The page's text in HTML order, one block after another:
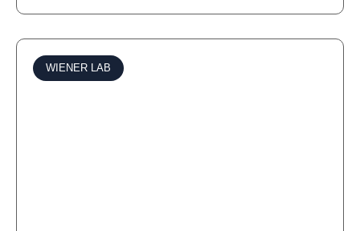
WIENER LAB